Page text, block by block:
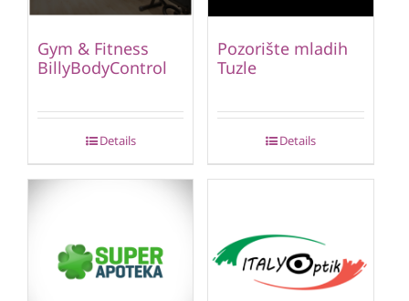
Gym & Fitness
BillyBodyControl
Details
Pozorište mladih
Tuzle
Details